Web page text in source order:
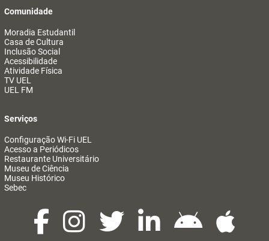
Comunidade
Moradia Estudantil
Casa de Cultura
Inclusão Social
Acessibilidade
Atividade Física
TV UEL
UEL FM
Serviços
Configuração Wi-Fi UEL
Acesso a Periódicos
Restaurante Universitário
Museu de Ciência
Museu Histórico
Sebec